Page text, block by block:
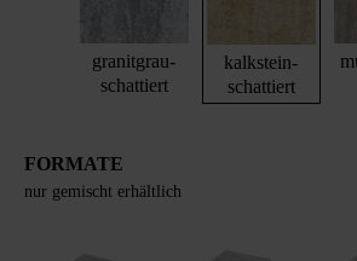
granitgrau-
schattiert
kalkstein-
schattiert
FORMATE
nur gemischt erhältlich